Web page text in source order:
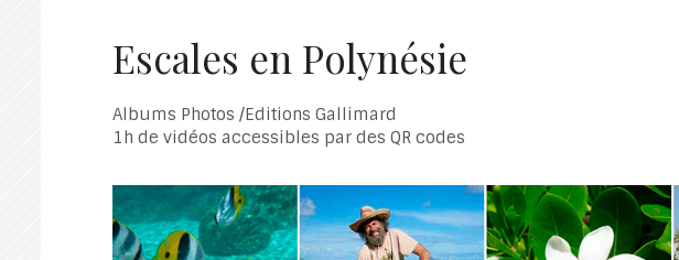
Escales en Polynésie
Albums Photos /Editions Gallimard
1h de vidéos accessibles par des QR codes